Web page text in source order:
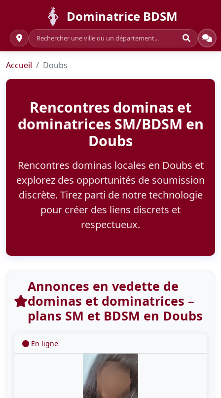
Dominatrice BDSM
Accueil Doubs
Rencontres dominas et
dominatrices SM/BDSM en
Doubs
Rencontres dominas locales en Doubs et
explorez des opportunités de soumission
discrète. Tirez parti de notre technologie
pour créer des liens discrets et
respectueux.
Annonces en vedette de
dominas et dominatrices –
plans SM et BDSM en Doubs
En ligne